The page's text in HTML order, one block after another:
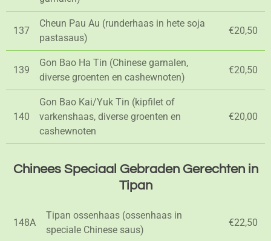
137
Cheun Pau Au (runderhaas in hete soja
pastasaus)
€20,50
139
Gon Bao Ha Tin (Chinese garnalen,
diverse groenten en cashewnoten)
€20,50
140
Gon Bao Kai/Yuk Tin (kipfilet of
varkenshaas, diverse groenten en
cashewnoten
€20,00
Chinees Speciaal Gebraden Gerechten in
Tipan
148A
Tipan ossenhaas (ossenhaas in
speciale Chinese saus)
€22,50